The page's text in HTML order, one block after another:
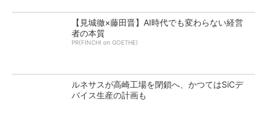
【見城徹×藤田晋】AI時代でも変わらない経営
者の本質
PR(FINCHI on GOETHE)
ルネサスが高崎工場を閉鎖へ、かつてはSiCデ
バイス生産の計画も